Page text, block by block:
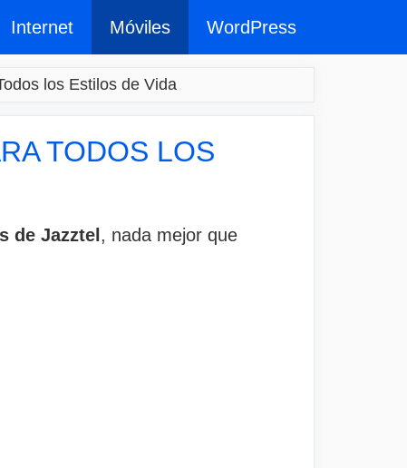
Internet Móviles WordPress
los Estilos de Vida
TODOS LOS
de Jazztel , nada mejor que